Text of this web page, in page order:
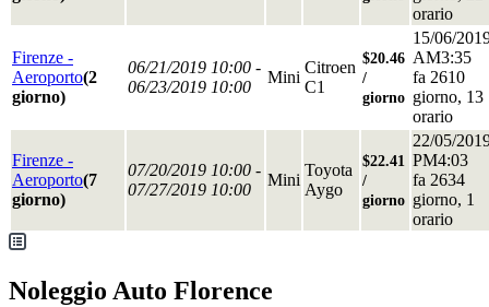
orario
Firenze -
Aeroporto(2
giorno)
06/21/2019 10:00 -
06/23/2019 10:00
Mini
Citroen
C1
$20.46
/
giorno
15/06/
AM3:35
fa 2610
giorno, 13
orario
Firenze -
Aeroporto(7
giorno)
07/20/2019 10:00 -
07/27/2019 10:00
Mini
Toyota
Aygo
$22.41
/
giorno
22/05/
PM4:03
fa 2634
giorno, 1
orario
Noleggio Auto Florence